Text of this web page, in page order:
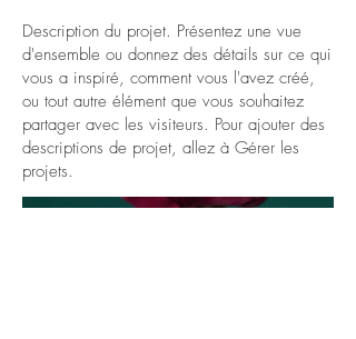
Description du projet. Présentez une vue
d'ensemble ou donnez des détails sur ce qui
vous a inspiré, comment vous l'avez créé,
ou tout autre élément que vous souhaitez
partager avec les visiteurs. Pour ajouter des
descriptions de projet, allez à Gérer les
projets.